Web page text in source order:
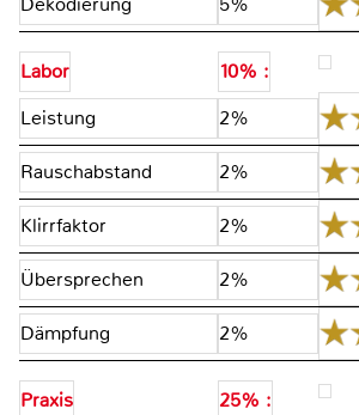
Labor
10% :
Leistung
2%
Rauschabstand 2%
Klirrfaktor 2%
Übersprechen 2%
Dämpfung 2%
Praxis
25% :